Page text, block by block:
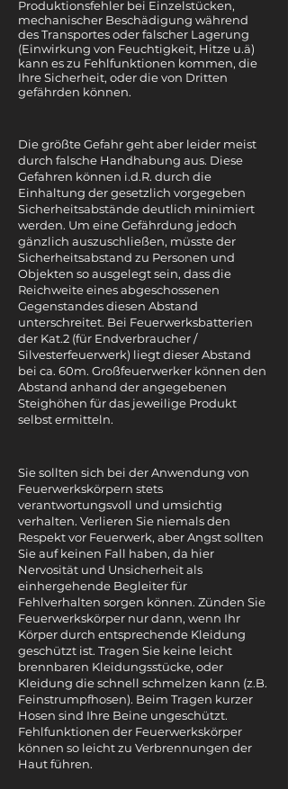
Produktionsfehler bei Einzelstücken,
mechanischer Beschädigung während
des Transportes oder falscher Lagerung
(Einwirkung von Feuchtigkeit, Hitze u.ä)
kann es zu Fehlfunktionen kommen, die
Ihre Sicherheit, oder die von Dritten
gefährden können.
Die größte Gefahr geht aber leider meist
durch falsche Handhabung aus. Diese
Gefahren können i.d.R. durch die
Einhaltung der gesetzlich vorgegeben
Sicherheitsabstände deutlich minimiert
werden. Um eine Gefährdung jedoch
gänzlich auszuschließen, müsste der
Sicherheitsabstand zu Personen und
Objekten so ausgelegt sein, dass die
Reichweite eines abgeschossenen
Gegenstandes diesen Abstand
unterschreitet. Bei Feuerwerksbatterien
der Kat.2 (für Endverbraucher /
Silvesterfeuerwerk) liegt dieser Abstand
bei ca. 60m. Großfeuerwerker können den
Abstand anhand der angegebenen
Steighöhen für das jeweilige Produkt
selbst ermitteln.
Sie sollten sich bei der Anwendung von
Feuerwerkskörpern stets
verantwortungsvoll und umsichtig
verhalten. Verlieren Sie niemals den
Respekt vor Feuerwerk, aber Angst sollten
Sie auf keinen Fall haben, da hier
Nervosität und Unsicherheit als
einhergehende Begleiter für
Fehlverhalten sorgen können. Zünden Sie
Feuerwerkskörper nur dann, wenn Ihr
Körper durch entsprechende Kleidung
geschützt ist. Tragen Sie keine leicht
brennbaren Kleidungsstücke, oder
Kleidung die schnell schmelzen kann (z.B.
Feinstrumpfhosen). Beim Tragen kurzer
Hosen sind Ihre Beine ungeschützt.
Fehlfunktionen der Feuerwerkskörper
können so leicht zu Verbrennungen der
Haut führen.